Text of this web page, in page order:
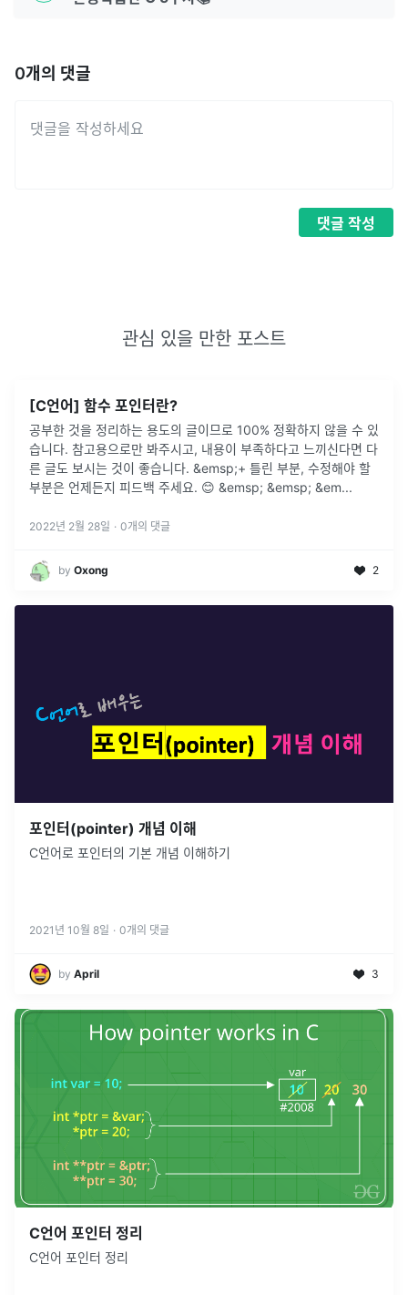
0개의 댓글
댓글 작성
관심 있을 만한 포스트
[C언어] 함수 포인터란?
공부한 것을 정리하는 용도의 글이므로 100% 정확하지 않을 수 있
습니다. 참고용으로만 봐주시고, 내용이 부족하다고 느끼신다면 다
른 글도 보시는 것이 좋습니다. &emsp;+ 틀린 부분, 수정해야 할
부분은 언제든지 피드백 주세요. 😊 &emsp; &emsp; &em...
2022년 2월 28일 · 0개의 댓글
by Oxong 2
포인터(pointer) 개념 이해
C언어로 포인터의 기본 개념 이해하기
2021년 10월 8일 · 0개의 댓글
by April 3
C언어 포인터 정리
C언어 포인터 정리